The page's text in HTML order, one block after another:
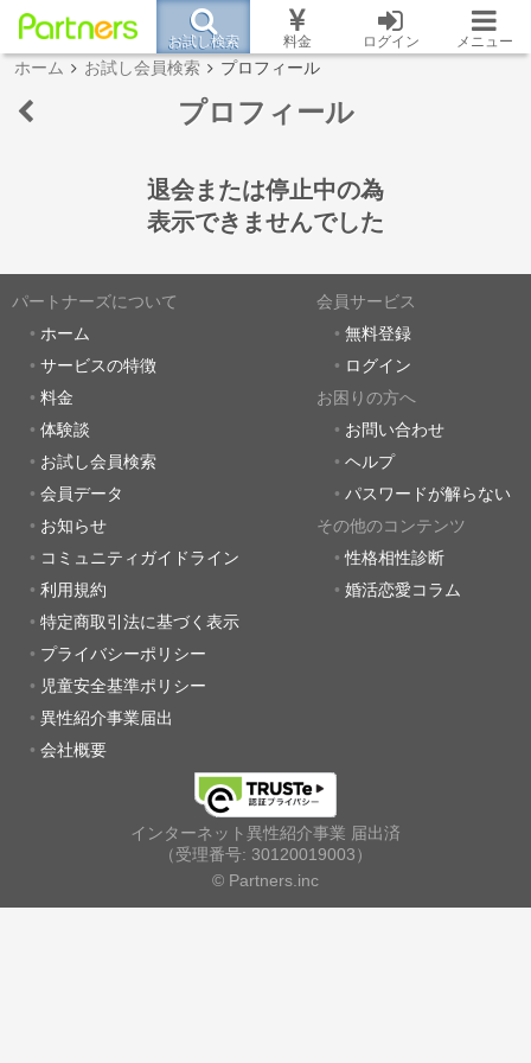
お試し検索 料金 ログイン メニュー
ホーム お試し会員検索 プロフィール
プロフィール
退会または停止中の為
表示できませんでした
パートナーズについて
ホーム
サービスの特徴
料金
体験談
お試し会員検索
会員データ
お知らせ
コミュニティガイドライン
利用規約
特定商取引法に基づく表示
プライバシーポリシー
児童安全基準ポリシー
異性紹介事業届出
会社概要
会員サービス
無料登録
ログイン
お困りの方へ
お問い合わせ
ヘルプ
パスワードが解らない
その他のコンテンツ
性格相性診断
婚活恋愛コラム
インターネット異性紹介事業 届出済
（受理番号: 30120019003）
© Partners.inc